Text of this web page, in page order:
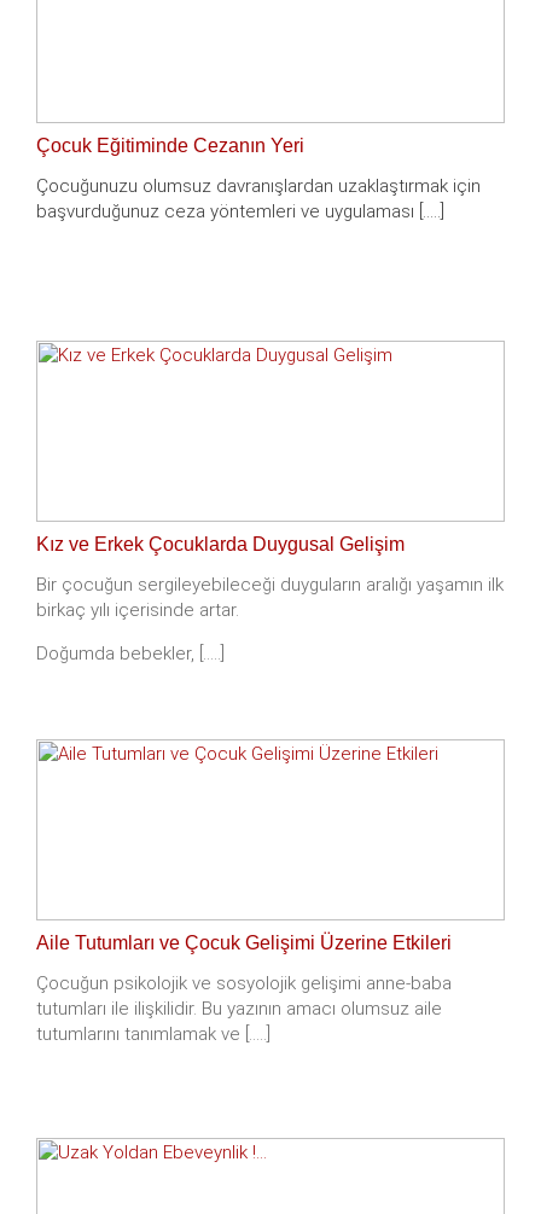
Çocuk Eğitiminde Cezanın Yeri
Çocuğunuzu olumsuz davranışlardan uzaklaştırmak için
başvurduğunuz ceza yöntemleri ve uygulaması [.....]
Kız ve Erkek Çocuklarda Duygusal Gelişim
Bir çocuğun sergileyebileceği duyguların aralığı yaşamın ilk
birkaç yılı içerisinde artar.
Doğumda bebekler, [.....]
Aile Tutumları ve Çocuk Gelişimi Üzerine Etkileri
Çocuğun psikolojik ve sosyolojik gelişimi anne-baba
tutumları ile ilişkilidir. Bu yazının amacı olumsuz aile
tutumlarını tanımlamak ve [.....]